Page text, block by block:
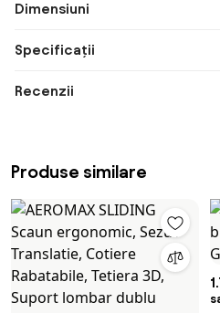
Dimensiuni
Specificații
Recenzii
Produse similare